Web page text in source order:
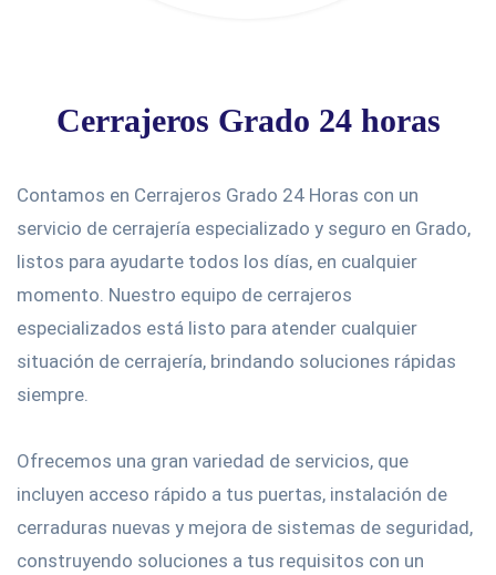
Cerrajeros Grado 24 horas
Contamos en Cerrajeros Grado 24 Horas con un
servicio de cerrajería especializado y seguro en Grado,
listos para ayudarte todos los días, en cualquier
momento. Nuestro equipo de cerrajeros
especializados está listo para atender cualquier
situación de cerrajería, brindando soluciones rápidas
siempre.
Ofrecemos una gran variedad de servicios, que
incluyen acceso rápido a tus puertas, instalación de
cerraduras nuevas y mejora de sistemas de seguridad,
construyendo soluciones a tus requisitos con un